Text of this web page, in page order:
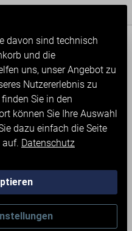
davon sind technisch
und die
uns, unser Angebot zu
Nutzererlebnis zu
Sie in den
können Sie Ihre Auswahl
dazu einfach die Seite
auf. Datenschutz